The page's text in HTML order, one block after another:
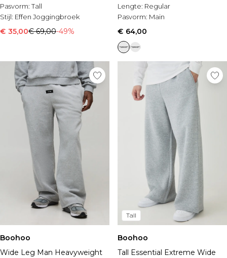
Pasvorm:Tall
Stijl: Effen Joggingbroek
€ 35,00€ 69,00-49%
Lengte: Regular
Pasvorm: Main
€ 64,00
Boohoo
Wide Leg Man Heavyweight
Tall
Boohoo
Tall Essential Extreme Wide